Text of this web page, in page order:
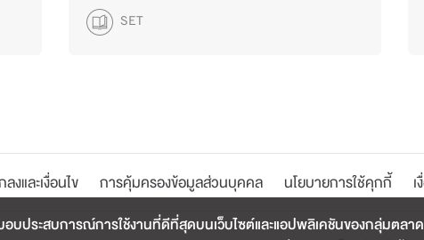
SET
งและเงื่อนไข การคุ้มครองข้อมูลส่วนบุคคล นโยบายการใช้คุกกี้
บประสบการณ์การใช้งานที่ดีที่สุดบนเว็บไซต์และแอปพลิเคชันของกลุ่มตล